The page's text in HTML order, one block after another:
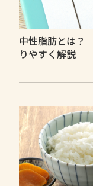
中性脂肪とは？
りやすく解説